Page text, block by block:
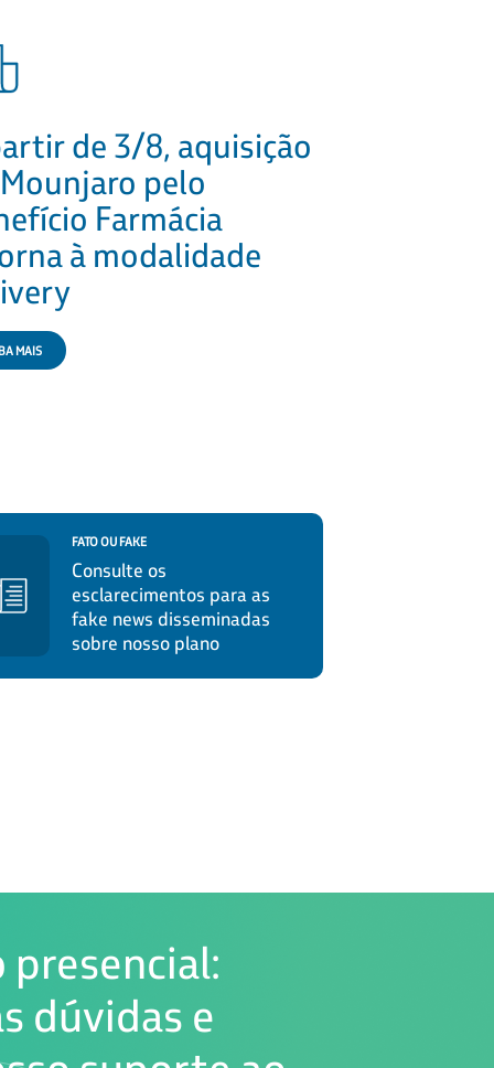
de 3/8, aquisição
pelo
Farmácia
à modalidade
MAIS
FATO OU FAKE
Consulte os
esclarecimentos para as
fake news disseminadas
sobre nosso plano
dúvidas e